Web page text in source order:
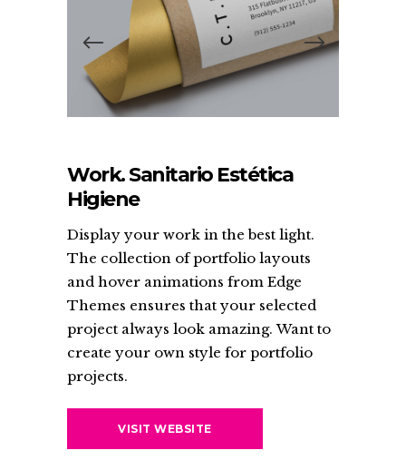
Work. Sanitario Estética
Higiene
Display your work in the best light.
The collection of portfolio layouts
and hover animations from Edge
Themes ensures that your selected
project always look amazing. Want to
create your own style for portfolio
projects.
VISIT WEBSITE